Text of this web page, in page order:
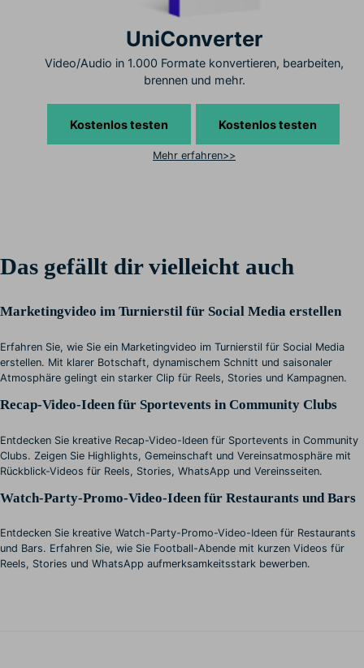
UniConverter
Video/Audio in 1.000 Formate konvertieren, bearbeiten,
brennen und mehr.
Kostenlos testen Kostenlos testen
Mehr erfahren>>
Das gefällt dir vielleicht auch
Marketingvideo im Turnierstil für Social Media erstellen
Erfahren Sie, wie Sie ein Marketingvideo im Turnierstil für Social Media
erstellen. Mit klarer Botschaft, dynamischem Schnitt und saisonaler
Atmosphäre gelingt ein starker Clip für Reels, Stories und Kampagnen.
Recap-Video-Ideen für Sportevents in Community Clubs
Entdecken Sie kreative Recap-Video-Ideen für Sportevents in Community
Clubs. Zeigen Sie Highlights, Gemeinschaft und Vereinsatmosphäre mit
Rückblick-Videos für Reels, Stories, WhatsApp und Vereinsseiten.
Watch-Party-Promo-Video-Ideen für Restaurants und Bars
Entdecken Sie kreative Watch-Party-Promo-Video-Ideen für Restaurants
und Bars. Erfahren Sie, wie Sie Football-Abende mit kurzen Videos für
Reels, Stories und WhatsApp aufmerksamkeitsstark bewerben.